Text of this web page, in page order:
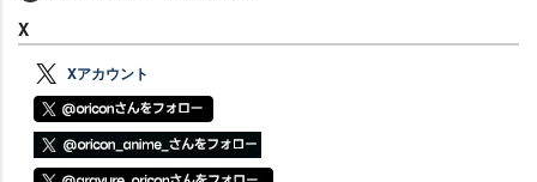
X
Xアカウント